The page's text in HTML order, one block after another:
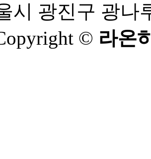
시 광진구 광나
© 라온